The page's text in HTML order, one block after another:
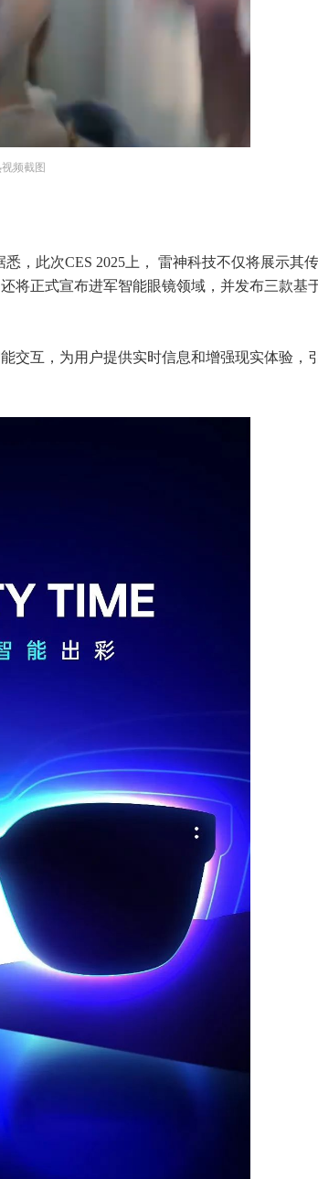
频截图
，此次CES 2025上， 雷神科技不仅将展示其
将正式宣布进军智能眼镜领域，并发布三款基
交互，为用户提供实时信息和增强现实体验，